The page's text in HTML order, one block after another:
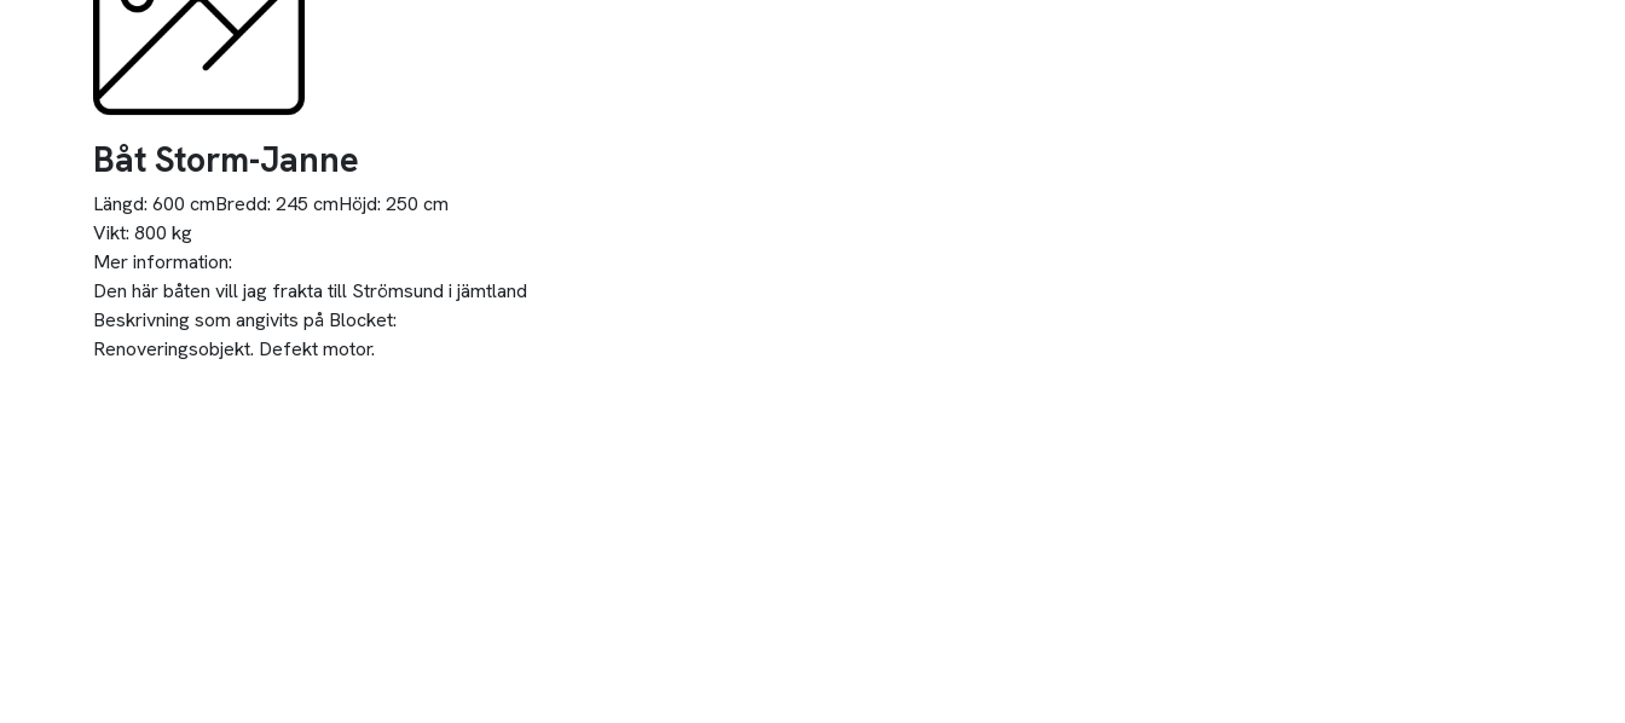
Båt Storm-Janne
Längd: 600 cmBredd: 245 cmHöjd: 250 cm
Vikt: 800 kg
Mer information:
Den här båten vill jag frakta till Strömsund i jämtland
Beskrivning som angivits på Blocket:
Renoveringsobjekt. Defekt motor.